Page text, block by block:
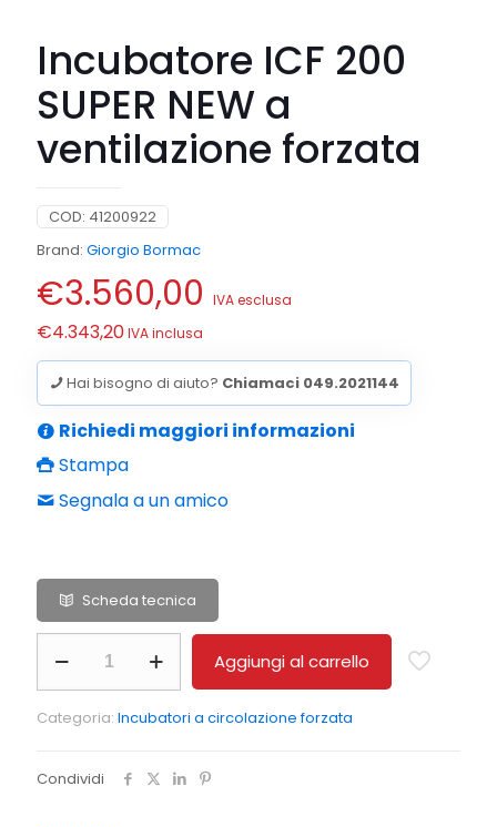
Incubatore ICF 200
SUPER NEW a
ventilazione forzata
COD: 41200922
Brand: Giorgio Bormac
€3.560,00 IVA esclusa
€4.343,20IVA inclusa
Hai bisogno di aiuto? Chiamaci 049.2021144
Richiedi maggiori informazioni
Stampa
Segnala a un amico
Scheda tecnica
ICF
200
NEW
ventilazione
forzata
Aggiungi al carrello
Categoria: Incubatori a circolazione forzata
Condividi